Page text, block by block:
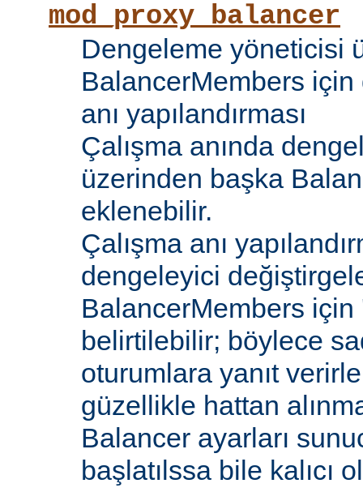
mod_proxy_balancer
Dengeleme yöneticisi
BalancerMembers için
anı yapılandırması
Çalışma anında
üzerinden başka
eklenebilir.
Çalışma anı
dengeleyici
BalancerMembers
belirtilebilir; böylece
oturumlara yanıt
güzellikle hattan
Balancer ayarları
başlatılssa bile kalıcı